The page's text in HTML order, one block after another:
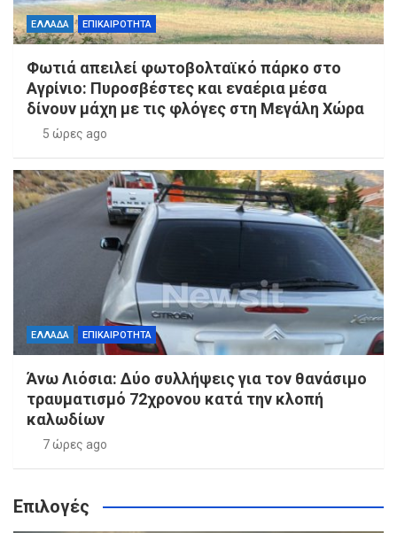
ΕΛΛΑΔΑ ΕΠΙΚΑΙΡΟΤΗΤΑ
Φωτιά απειλεί φωτοβολταϊκό πάρκο στο
Αγρίνιο: Πυροσβέστες και εναέρια μέσα
δίνουν μάχη με τις φλόγες στη Μεγάλη Χώρα
5 ώρες ago
ΕΛΛΑΔΑ ΕΠΙΚΑΙΡΟΤΗΤΑ
Άνω Λιόσια: Δύο συλλήψεις για τον θανάσιμο
τραυματισμό 72χρονου κατά την κλοπή
καλωδίων
7 ώρες ago
Επιλογές